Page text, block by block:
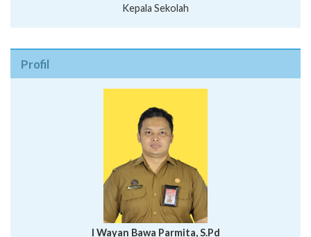
Kepala Sekolah
Profil
I Wayan Bawa Parmita, S.Pd